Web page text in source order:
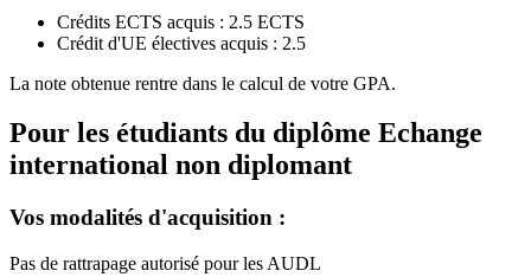
Crédits ECTS acquis : 2.5 ECTS
Crédit d'UE électives acquis : 2.5
La note obtenue rentre dans le calcul de votre GPA.
Pour les étudiants du diplôme Echange
international non diplomant
Vos modalités d'acquisition :
Pas de rattrapage autorisé pour les AUDL